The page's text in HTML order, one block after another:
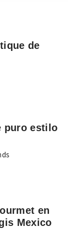
de
puro estilo
en
Mexico